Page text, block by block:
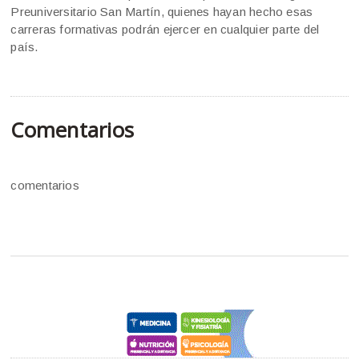
Preuniversitario San Martín, quienes hayan hecho esas
carreras formativas podrán ejercer en cualquier parte del
país.
Comentarios
comentarios